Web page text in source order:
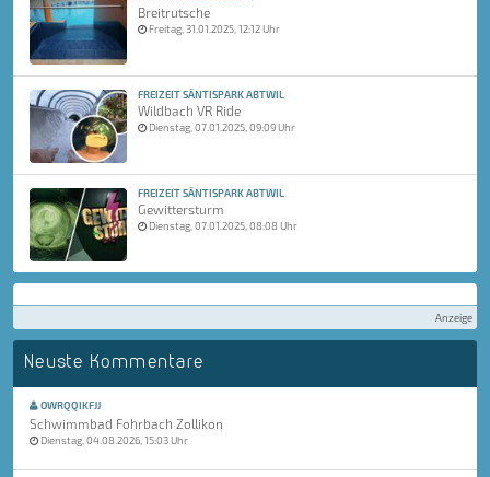
Breitrutsche
Freitag, 31.01.2025, 12:12 Uhr
FREIZEIT SÄNTISPARK ABTWIL
Wildbach VR Ride
Dienstag, 07.01.2025, 09:09 Uhr
FREIZEIT SÄNTISPARK ABTWIL
Gewittersturm
Dienstag, 07.01.2025, 08:08 Uhr
Anzeige
Neuste Kommentare
OWRQQIKFJJ
Schwimmbad Fohrbach Zollikon
Dienstag, 04.08.2026, 15:03 Uhr